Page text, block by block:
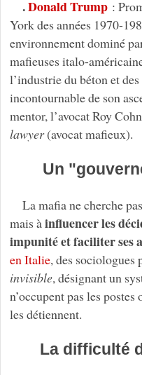
.Donald Trump:
York des années 1970-
environnement dominé
mafieuses italo-
l’industrie du béton et
incontournable de son
mentor, l’avocat Roy
lawyer(avocat mafieux).
Un
La mafia ne cherche
mais àinfluencer les
impunité et faciliter ses
en Italie, des sociologues
invisible, désignant un
n’occupent pas les
les détiennent.
La difficulté